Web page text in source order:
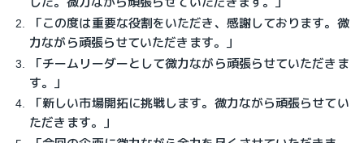
「この度は重要な役割をいただき、感謝しております。微
力ながら頑張らせていただきます。」
「チームリーダーとして微力ながら頑張らせていただきま
す。」
「新しい市場開拓に挑戦します。微力ながら頑張らせてい
ただきます。」